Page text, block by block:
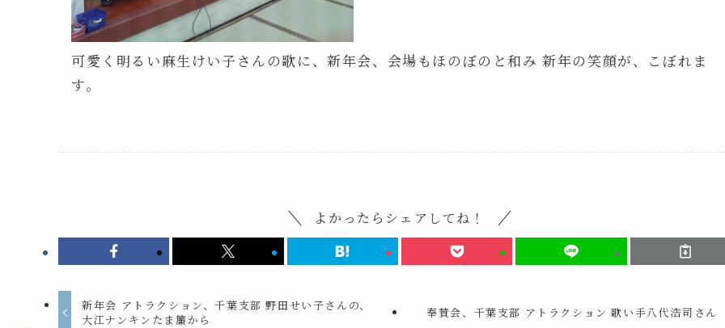
可愛く明るい麻生けい子さんの歌に、新年会、会場もほのぼのと和み 新年の笑顔が、こぼれま
す。
よかったらシェアしてね！
新年会 アトラクション、千葉支部 野田せい子さんの、
大江ナンキンたま簾から
奉賛会、千葉支部 アトラクション 歌い手八代浩司さん